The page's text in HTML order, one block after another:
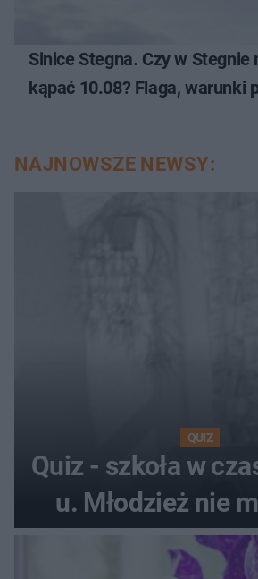
Sinice Stegna. Czy w Stegnie
kąpać 10.08? Flaga, warunki
NAJNOWSZE NEWSY:
QUIZ
Quiz - szkoła w
u. Młodzież nie